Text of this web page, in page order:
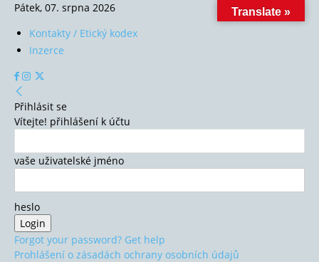
Pátek, 07. srpna 2026
Kontakty / Etický kodex
Inzerce
Přihlásit se
Vítejte! přihlášení k účtu
vaše uživatelské jméno
heslo
Forgot your password? Get help
Prohlášení o zásadách ochrany osobních údajů
Translate »